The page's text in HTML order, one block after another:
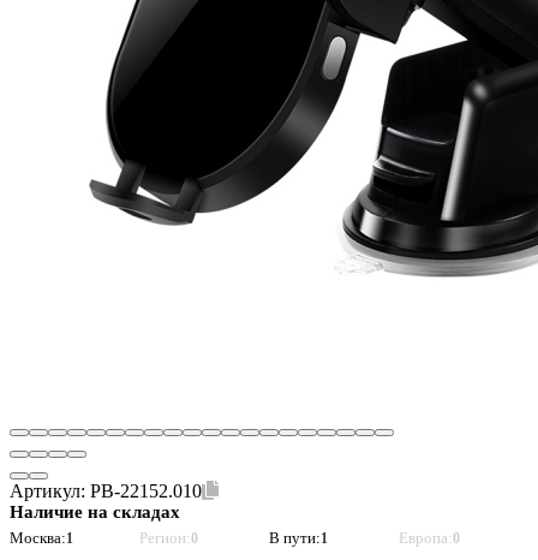
Артикул: PB-22152.010
Наличие на складах
Москва:1 Регион:0 В пути:1 Европа:0